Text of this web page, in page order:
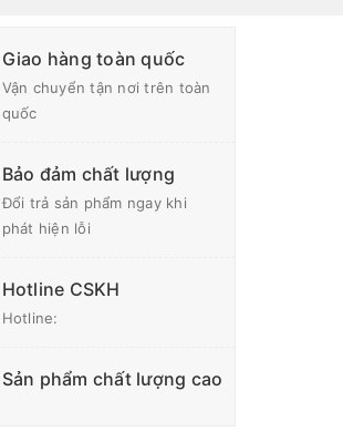
Giao hàng toàn quốc
Vận chuyển tận nơi trên toàn
quốc
Bảo đảm chất lượng
Đổi trả sản phẩm ngay khi
phát hiện lỗi
Hotline CSKH
Hotline:
Sản phẩm chất lượng cao